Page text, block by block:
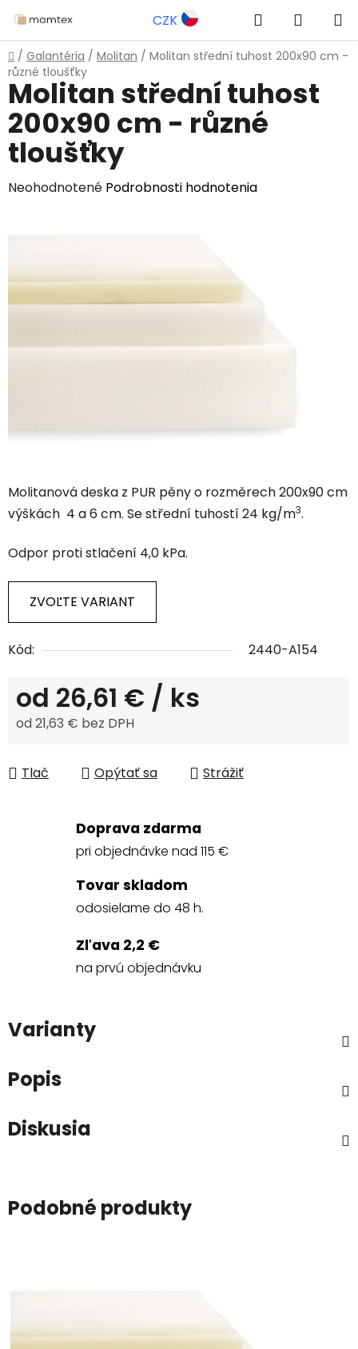
na
obsah
CZK Hľadať
KOŠÍK
Domov
/ Galantéria / Molitan / Molitan střední tuhost 200x90 cm -
různé tloušťky
Molitanová deska z PUR pěny o rozměrech 200x90 cm
výškách 4 a 6 cm. Se střední tuhostí 24 kg/m3.
Odpor proti stlačení 4,0 kPa.
ZVOĽTE VARIANT
Kód: 2440-A154
od 26,61 € / ks
od21,63 € bez DPH
Tlač
Opýtať sa Strážiť
Molitan střední tuhost
200x90 cm - různé
tloušťky
Priemerné
0,0
Neohodnotené Podrobnosti hodnotenia
Doprava zdarma
pri objednávke nad 115 €
Tovar skladom
odosielame do 48 h.
Zľava 2,2 €
na prvú objednávku
Varianty
Popis
Diskusia
Podobné produkty